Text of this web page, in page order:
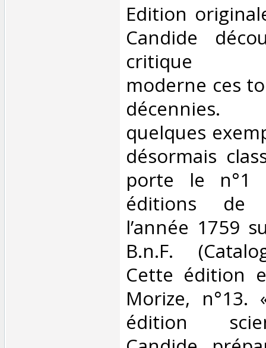
‎Edition
Candide
critique
moderne ces
quelques
désormais
porte le n°1
éditions de
l’année 1759
B.n.F.
Cette édition
Morize, n°13.
édition